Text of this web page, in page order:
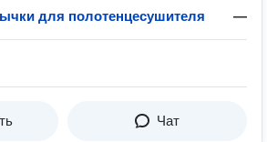
для полотенцесушителя —
Чат